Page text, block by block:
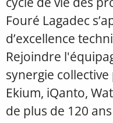
Fouré Lagadec
d’excellence
Rejoindre
synergie
Ekium, iQanto,
de plus de 120